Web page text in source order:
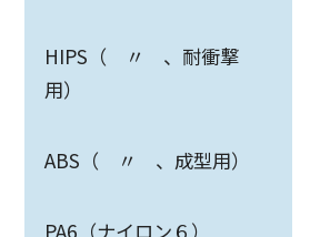
HIPS（ 〃 、耐衝撃
用）
ABS（ 〃 、成型用）
PA6（ナイロン６）